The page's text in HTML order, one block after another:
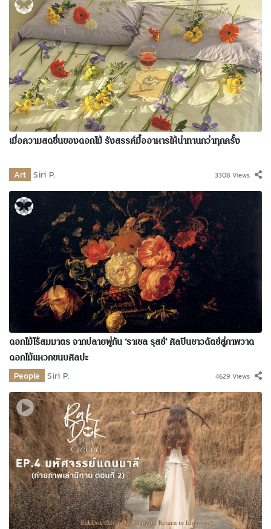
เมื่อความสดชื่นของดอกไม้ รังสรรค์มื้ออาหารให้น่าทานกว่าทุกครั้ง
Art Siri P. 3308 Views
ดอกไม้ไร้สมมาตร จากปลายพู่กัน ‘ราเชล รุสช์’ ศิลปินชาวดัตช์สู่ภาพวาด
ดอกไม้แหวกขนบศิลปะ
People Siri P. 4629 Views